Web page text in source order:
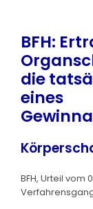
BFH:
die
eines
BFH, Urteil vom
Verfahrensgang: